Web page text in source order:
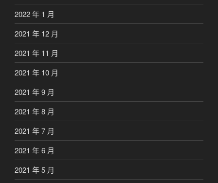
2022 年 1 月
2021 年 12 月
2021 年 11 月
2021 年 10 月
2021 年 9 月
2021 年 8 月
2021 年 7 月
2021 年 6 月
2021 年 5 月